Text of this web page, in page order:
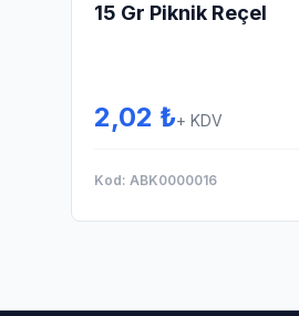
15 Gr Piknik Reçel
2,02 ₺+ KDV
Kod: ABK0000016